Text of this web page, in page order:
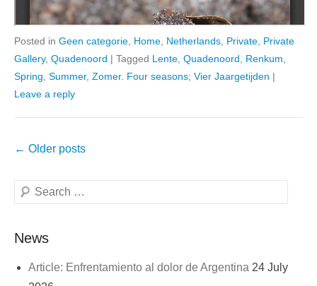
Posted in Geen categorie Home Netherlands Private Private
Gallery, Quadenoord | Tagged Lente Quadenoord Renkum
Spring Summer, Zomer. Four seasons; Vier Jaargetijden |
Leave a reply
Post
← Older posts
Search
News
Article: Enfrentamiento al dolor de Argentina 24 July